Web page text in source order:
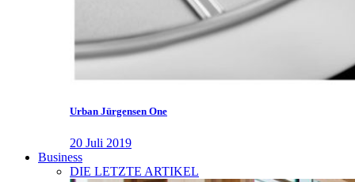
Urban Jürgensen One
20 Juli 2019
Business
DIE LETZTE ARTIKEL